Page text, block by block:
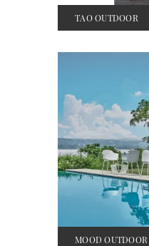
TAO OUTDOOR
MOOD OUTDOOR